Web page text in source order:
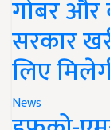
गोबर और
सरकार
लिए
News